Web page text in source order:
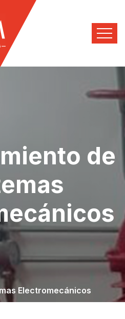
de
Electromecánicos